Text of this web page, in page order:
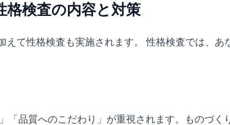
格検査の内容と対策
えて性格検査も実施されます。 性格検査では、
「品質へのこだわり」が重視されます。ものづく